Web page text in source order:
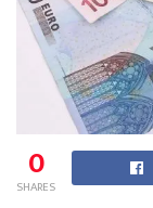
0
SHARES